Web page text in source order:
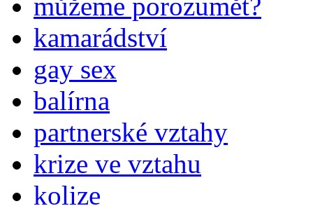
kamarádství
gay sex
balírna
partnerské vztahy
krize ve vztahu
kolize